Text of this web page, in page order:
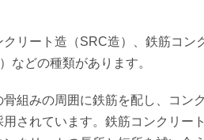
リート造（SRC造）、鉄筋コン
などの種類があります。
組みの周囲に鉄筋を配し、コン
されています。鉄筋コンクリー